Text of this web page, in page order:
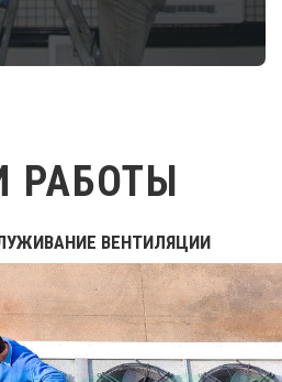
РАБОТЫ
ВЕНТИЛЯЦИИ